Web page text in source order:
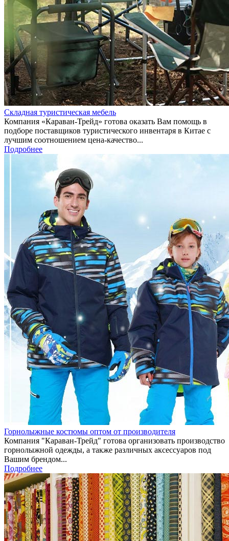
Складная туристическая мебель
Компания «Караван-Трейд» готова оказать Вам помощь в
подборе поставщиков туристического инвентаря в Китае с
лучшим соотношением цена-качество...
Подробнее
Горнолыжные костюмы оптом от производителя
Компания "Караван-Трейд" готова организовать производство
горнолыжной одежды, а также различных аксессуаров под
Вашим брендом...
Подробнее